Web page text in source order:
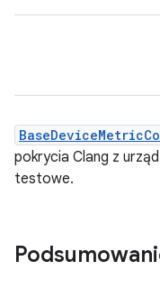
pokrycia Clang z
testowe.